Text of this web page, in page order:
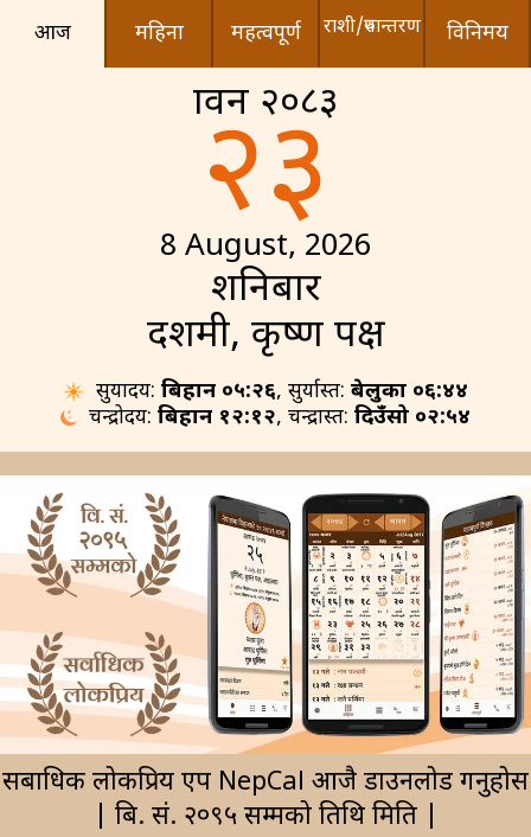
आज महिना महत्वपूर्ण राशी/रुपान्तरण विनिमय
श्रावन २०८३
२३
8 August, 2026
शनिबार
दशमी, कृष्ण पक्ष
सुर्योदय: बिहान ०५:२६, सुर्यास्त: बेलुका ०६:४४
चन्द्रोदय: बिहान १२:१२, चन्द्रास्त: दिउँसो ०२:५४
सर्बाधिक लोकप्रिय एप NepCal आजै डाउनलोड गर्नुहोस
| बि. सं. २०९५ सम्मको तिथि मिति |